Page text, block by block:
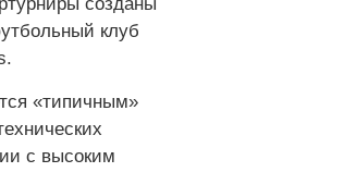
клуб
«типичным»
с высоким